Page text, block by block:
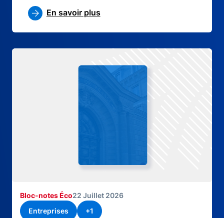
Bloc-notes Éco22 Juillet 2026
Entreprises
+1
En savoir plus